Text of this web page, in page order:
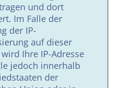
und dort
Im Falle der
der IP-
auf dieser
Ihre IP-Adresse
jedoch innerhalb
der